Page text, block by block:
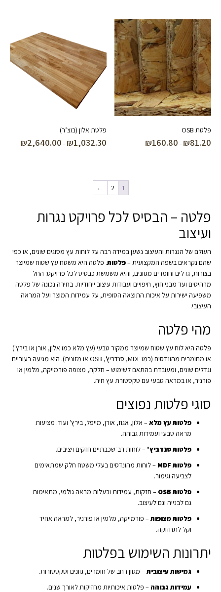
עד
פלטת OSB
₪81.20
–
₪160.80
פלטת אלון (בוצ’ר)
₪1,032.30
–
₪2,640.00
1
2
←
פלטה – הבסיס לכל פרויקט נגרות
ועיצוב
העולם של הנגרות והעיצוב נשען במידה רבה על לוחות עץ מסוגים שונים, או כפי
שהם נקראים בשפה המקצועית –פלטות. פלטה היא משטח עץ שטוח שמיוצר
בצורות, גדלים וחומרים מגוונים, והיא משמשת כבסיס לכל פרויקט: החל
מרהיטים ועד מבני חוץ, חיפויים ועבודות עיצוב ייחודיות. בחירה נכונה של פלטה
משפיעה ישירות על איכות התוצאה הסופית, על עמידות המוצר ועל המראה
העיצובי.
מהי פלטה
פלטה היא לוח עץ שטוח שמיוצר ממקור טבעי (עץ מלא כמו אלון, אורן או בירץ')
או מחומרים מהונדסים (כמו MDF, סנדביץ', OSB או מזונית). היא מגיעה בעוביים
וגדלים שונים, ומעובדת בהתאם לשימוש – חלקה, מצופה פורמייקה, מלמין או
פורניר, או במראה טבעי עם טקסטורת עץ חיה.
סוגי פלטות נפוצים
פלטות עץ מלא– אלון, אגוז, אורן, מייפל, בירץ' ועוד. מציעות
מראה טבעי ועמידות גבוהה.
פלטות סנדביץ' – לוחות רב־שכבתיים חזקים ויציבים.
פלטות MDF
– לוחות מהונדסים בעלי משטח חלק שמתאימים
לצביעה וגימור.
פלטות OSB
– חזקות, עמידות ובעלות מראה גולמי, מתאימות
גם לבנייה וגם לעיצוב.
פלטות מצופות– פורמייקה, מלמין או פורניר, למראה אחיד
וקל לתחזוקה.
יתרונות השימוש בפלטות
גמישות עיצובית– מגוון רחב של חומרים, גוונים וטקסטורות.
עמידות גבוהה – פלטות איכותיות מחזיקות לאורך שנים.